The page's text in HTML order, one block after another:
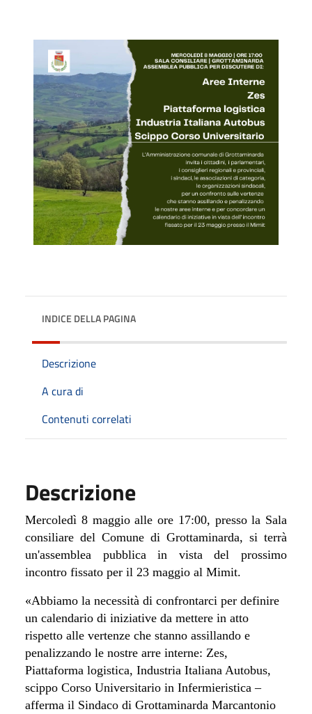
INDICE DELLA PAGINA
Descrizione
A cura di
Contenuti correlati
Descrizione
Mercoledì 8 maggio alle ore 17:00, presso la Sala
consiliare del Comune di Grottaminarda, si terrà
un'assemblea pubblica in vista del prossimo
incontro fissato per il 23 maggio al Mimit.
«Abbiamo la necessità di confrontarci per definire
un calendario di iniziative da mettere in atto
rispetto alle vertenze che stanno assillando e
penalizzando le nostre arre interne: Zes,
Piattaforma logistica, Industria Italiana Autobus,
scippo Corso Universitario in Infermieristica–
afferma il Sindaco di Grottaminarda Marcantonio